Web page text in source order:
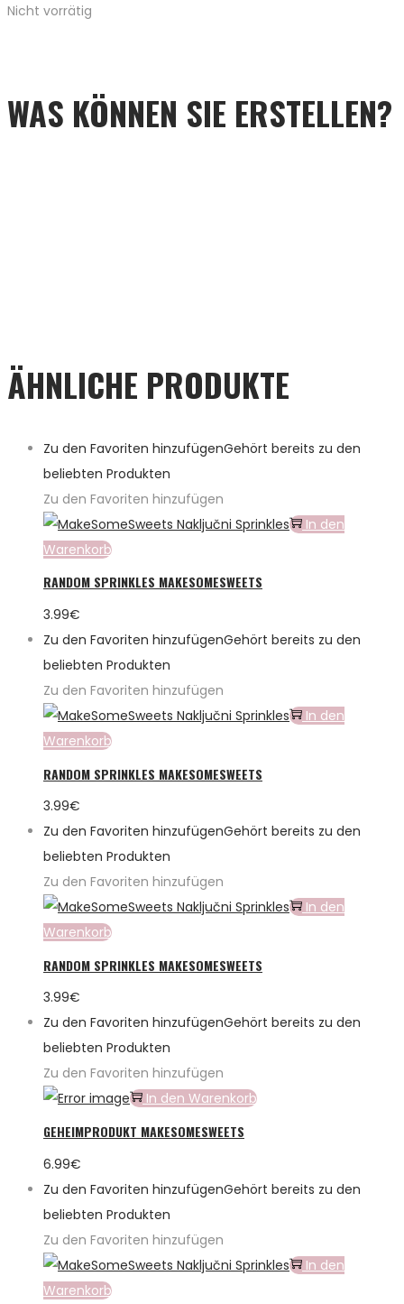
Nicht vorrätig
WAS KÖNNEN SIE ERSTELLEN?
ÄHNLICHE PRODUKTE
Zu den Favoriten hinzufügenGehört bereits zu den
beliebten Produkten
Zu den Favoriten hinzufügen
In den
Warenkorb
RANDOM SPRINKLES MAKESOMESWEETS
3.99€
Zu den Favoriten hinzufügenGehört bereits zu den
beliebten Produkten
Zu den Favoriten hinzufügen
In den
Warenkorb
RANDOM SPRINKLES MAKESOMESWEETS
3.99€
Zu den Favoriten hinzufügenGehört bereits zu den
beliebten Produkten
Zu den Favoriten hinzufügen
In den
Warenkorb
RANDOM SPRINKLES MAKESOMESWEETS
3.99€
Zu den Favoriten hinzufügenGehört bereits zu den
beliebten Produkten
Zu den Favoriten hinzufügen
In den Warenkorb
GEHEIMPRODUKT MAKESOMESWEETS
6.99€
Zu den Favoriten hinzufügenGehört bereits zu den
beliebten Produkten
Zu den Favoriten hinzufügen
In den
Warenkorb